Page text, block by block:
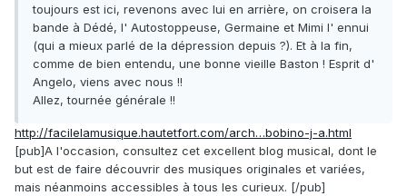
toujours est ici, revenons avec lui en arrière, on croisera la
bande à Dédé, l' Autostoppeuse, Germaine et Mimi l' ennui
(qui a mieux parlé de la dépression depuis ?). Et à la fin,
comme de bien entendu, une bonne vieille Baston ! Esprit d'
Angelo, viens avec nous !!
Allez, tournée générale !!
http://facilelamusique.hautetfort.com/arch…bobino-j-a.html
[pub]A l'occasion, consultez cet excellent blog musical, dont le
but est de faire découvrir des musiques originales et variées,
mais néanmoins accessibles à tous les curieux. [/pub]